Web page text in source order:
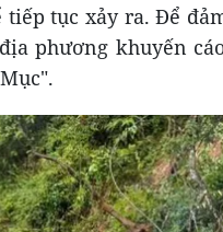
tục xảy ra. Để
phương khuyến